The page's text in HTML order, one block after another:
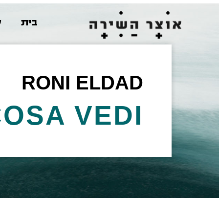
בית
RONI ELDAD
VEDI